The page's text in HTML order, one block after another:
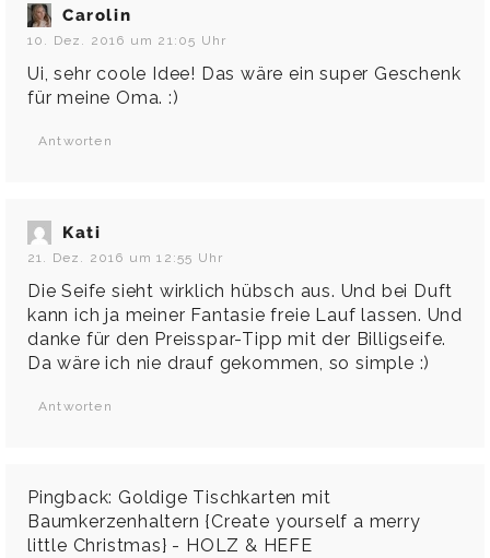
Carolin
10. Dez. 2016 um 21:05 Uhr
Ui, sehr coole Idee! Das wäre ein super Geschenk
für meine Oma. :)
Antworten
Kati
21. Dez. 2016 um 12:55 Uhr
Die Seife sieht wirklich hübsch aus. Und bei Duft
kann ich ja meiner Fantasie freie Lauf lassen. Und
danke für den Preisspar-Tipp mit der Billigseife.
Da wäre ich nie drauf gekommen, so simple :)
Antworten
Pingback: Goldige Tischkarten mit
Baumkerzenhaltern {Create yourself a merry
little Christmas} - HOLZ & HEFE